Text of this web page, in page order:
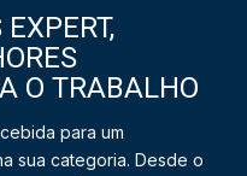
O TRABALHO
para um
sua categoria. Desde o